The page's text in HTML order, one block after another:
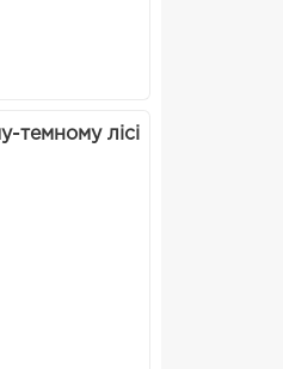
темному лісі